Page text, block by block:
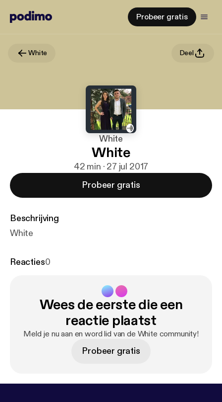
Probeer gratis
White Deel
White
White
42 min · 27 jul 2017
Probeer gratis
Beschrijving
White
Reacties0
Wees de eerste die een
reactie plaatst
Meld je nu aan en word lid van de White community!
Probeer gratis